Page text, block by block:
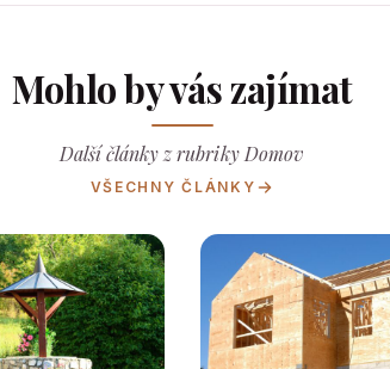
Mohlo by vás zajímat
Další články z rubriky Domov
VŠECHNY ČLÁNKY